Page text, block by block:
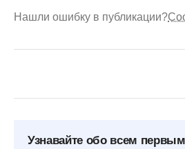
Нашли ошибку в публикации?
Узнавайте обо всем